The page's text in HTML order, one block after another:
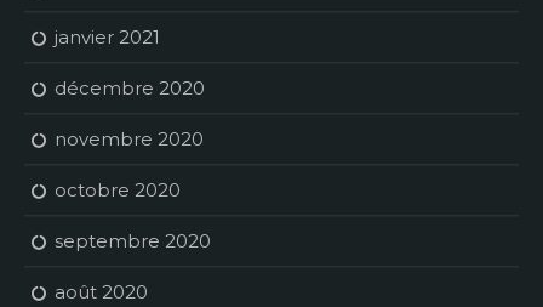
janvier 2021
décembre 2020
novembre 2020
octobre 2020
septembre 2020
août 2020